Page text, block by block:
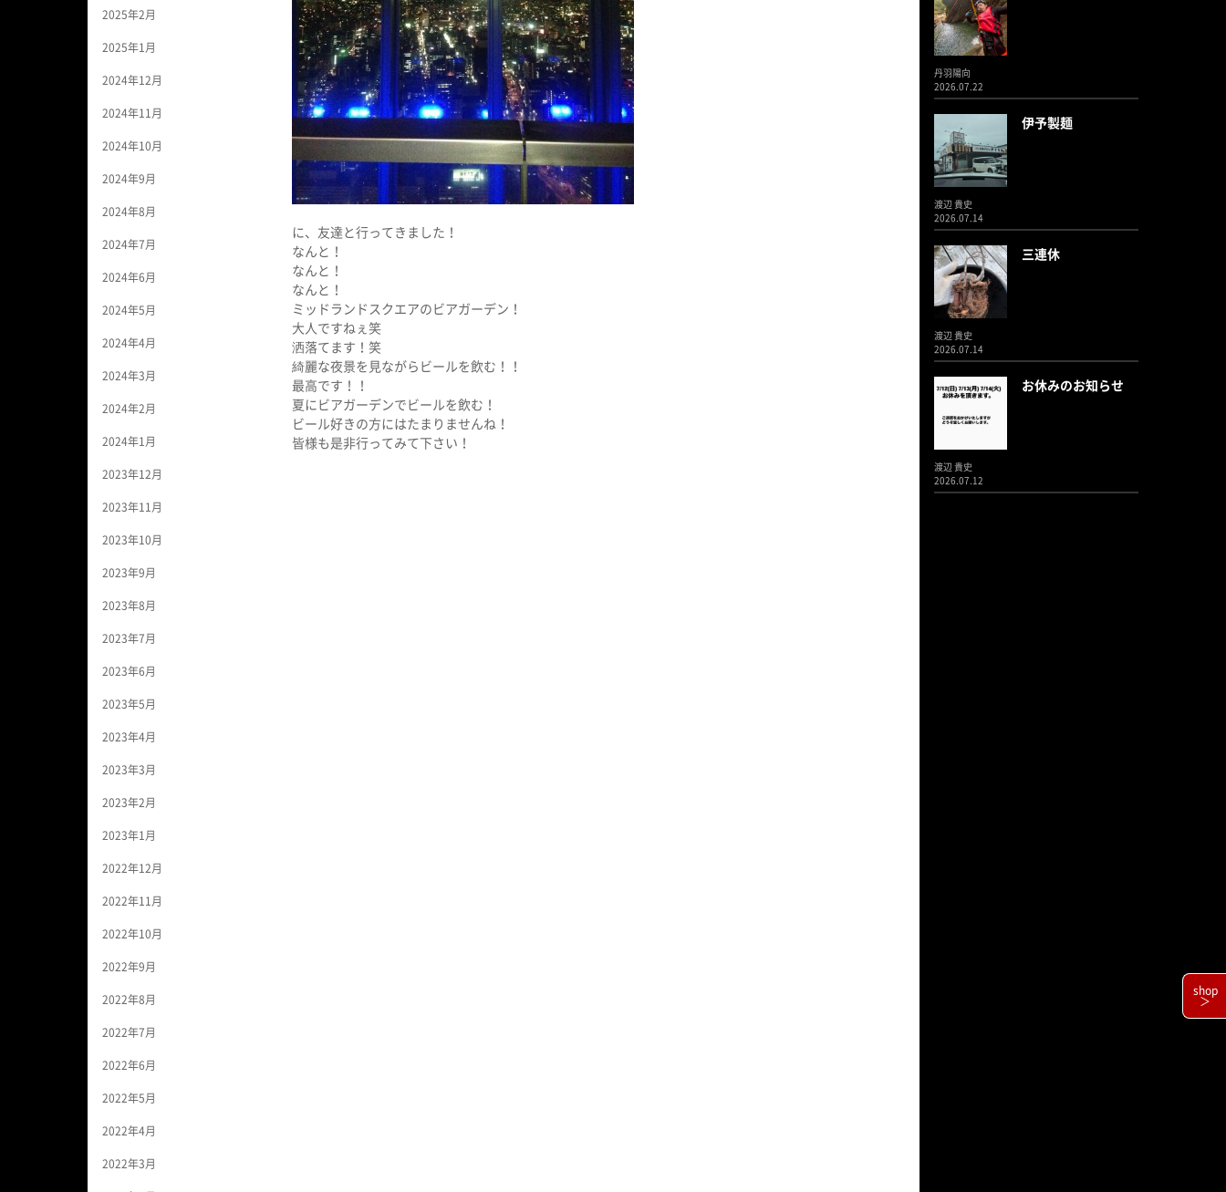
2025年2月
2025年1月
2024年12月
2024年11月
2024年10月
2024年9月
2024年8月
2024年7月
2024年6月
2024年5月
2024年4月
2024年3月
2024年2月
2024年1月
2023年12月
2023年11月
2023年10月
2023年9月
2023年8月
2023年7月
2023年6月
2023年5月
2023年4月
2023年3月
2023年2月
2023年1月
2022年12月
2022年11月
2022年10月
2022年9月
2022年8月
2022年7月
2022年6月
2022年5月
2022年4月
2022年3月
に、友達と行ってきました！
なんと！
なんと！
なんと！
ミッドランドスクエアのビアガーデン！
大人ですねぇ笑
洒落てます！笑
綺麗な夜景を見ながらビールを飲む！！
最高です！！
夏にビアガーデンでビールを飲む！
ビール好きの方にはたまりませんね！
皆様も是非行ってみて下さい！
丹羽陽向
2026.07.22
伊予製麺
渡辺 貴史
2026.07.14
三連休
渡辺 貴史
2026.07.14
お休みのお知らせ
渡辺 貴史
2026.07.12
shop
＞